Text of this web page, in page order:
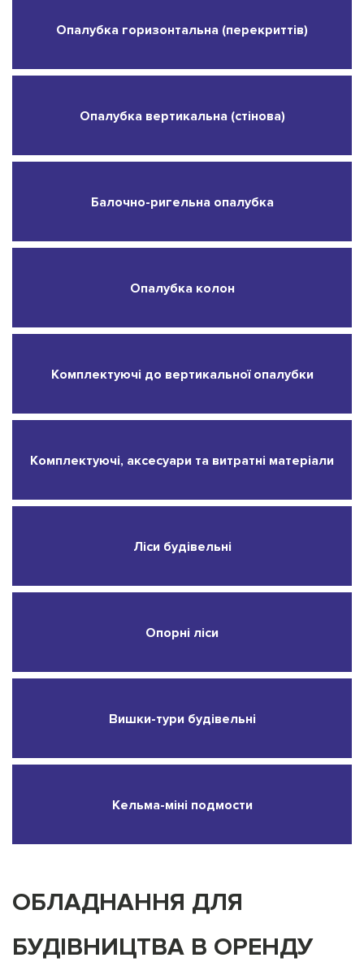
Опалубка горизонтальна (перекриттів)
Опалубка вертикальна (стінова)
Балочно-ригельна опалубка
Опалубка колон
Комплектуючі до вертикальної опалубки
Комплектуючі, аксесуари та витратні матеріали
Ліси будівельні
Опорні ліси
Вишки-тури будівельні
Кельма-міні подмости
ОБЛАДНАННЯ ДЛЯ
БУДІВНИЦТВА В ОРЕНДУ